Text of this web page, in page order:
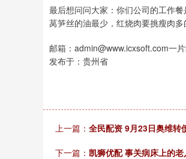
最后想问问大家：你们公司的工作餐
莴笋丝的油最少，红烧肉要挑瘦肉
邮箱：admin@www.icxsoft.com一
发布于：贵州省
上一篇： 全民配资 9月23日奥维转
下一篇： 凯狮优配 事关病床上的